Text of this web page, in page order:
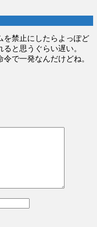
を禁止にしたらよっぽど
と思うぐらい遅い。
で一発なんだけどね。